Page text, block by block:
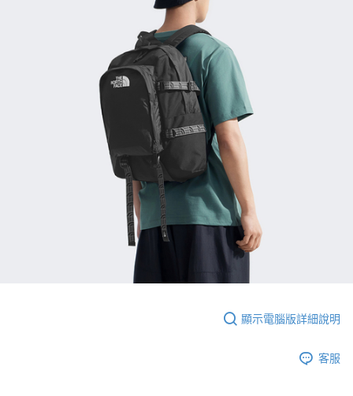
顯示電腦版詳細說明
客服